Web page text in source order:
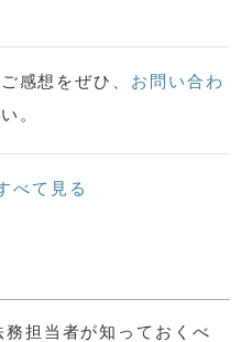
感想をぜひ、 お問い合わ
。
べて見る
担当者が知っておくべ